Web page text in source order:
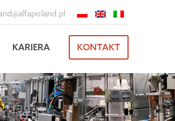
KARIERA KONTAKT